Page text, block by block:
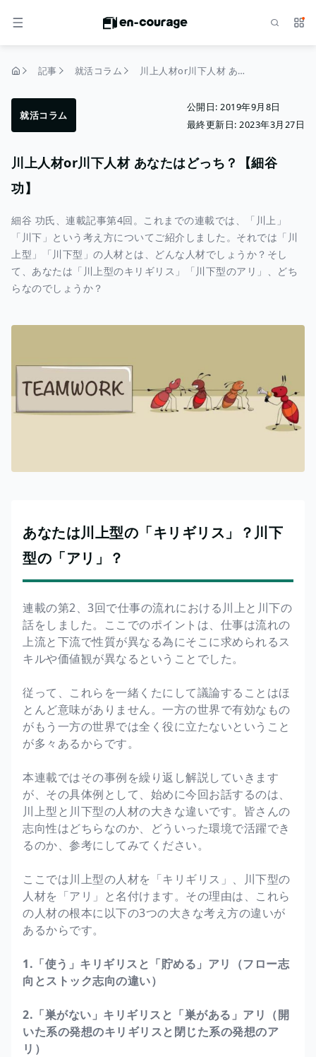
メニュー サ
記事 就活コラム 川上人材or川下人材 あなたはどっち？【細谷 功】
就活コラム
公開日: 2019年9月8日
最終更新日: 2023年3月27日
川上人材or川下人材 あなたはどっち？【細谷
功】
細谷 功氏、連載記事第4回。これまでの連載では、「川上」
「川下」という考え方についてご紹介しました。それでは「川
上型」「川下型」の人材とは、どんな人材でしょうか？そし
て、あなたは「川上型のキリギリス」「川下型のアリ」、どち
らなのでしょうか？
あなたは川上型の「キリギリス」？川下
型の「アリ」？
連載の第2、3回で仕事の流れにおける川上と川下の
話をしました。ここでのポイントは、仕事は流れの
上流と下流で性質が異なる為にそこに求められるス
キルや価値観が異なるということでした。
従って、これらを一緒くたにして議論することはほ
とんど意味がありません。一方の世界で有効なもの
がもう一方の世界では全く役に立たないということ
が多々あるからです。
本連載ではその事例を繰り返し解説していきます
が、その具体例として、始めに今回お話するのは、
川上型と川下型の人材の大きな違いです。皆さんの
志向性はどちらなのか、どういった環境で活躍でき
るのか、参考にしてみてください。
ここでは川上型の人材を「キリギリス」、川下型の
人材を「アリ」と名付けます。その理由は、これら
の人材の根本に以下の3つの大きな考え方の違いが
あるからです。
1.「使う」キリギリスと「貯める」アリ（フロー志
向とストック志向の違い）
2.「巣がない」キリギリスと「巣がある」アリ（開
いた系の発想のキリギリスと閉じた系の発想のア
リ）